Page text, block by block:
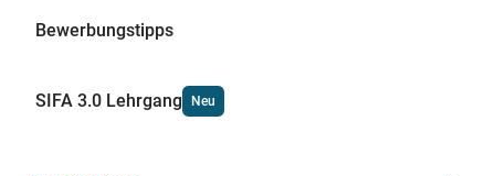
Bewerbungstipps
SIFA 3.0 Lehrgang Neu